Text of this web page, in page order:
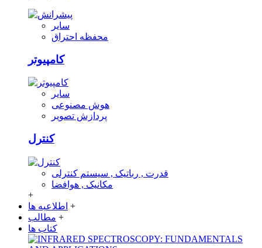
سایر
محفظه احتراق
کامپیوتر
سایر
هوش مصنوعی
پردازش تصویر
کنترل
قدرت , رباتیک , سیستم کنترلی
مکانیک , هوافضا
+
اطلاعیه ها +
مطالب +
کتاب ها